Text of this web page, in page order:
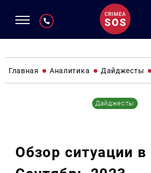
Главная Аналитика Дайджесты
Дайджесты
Обзор ситуации